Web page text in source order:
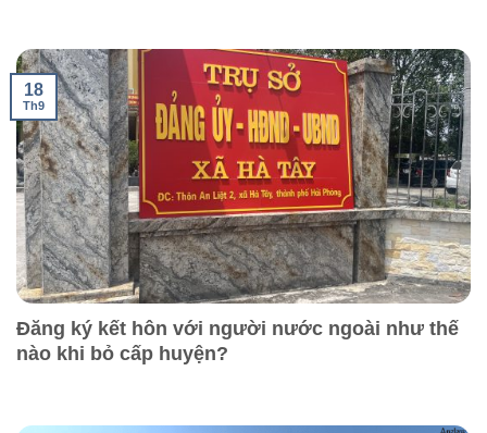
Đăng ký kết hôn với người nước ngoài như thế
nào khi bỏ cấp huyện?
18
Th9